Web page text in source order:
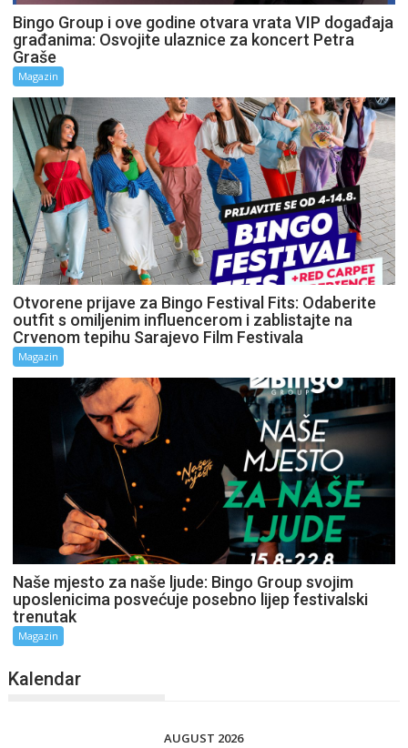
Bingo Group i ove godine otvara vrata VIP događaja
građanima: Osvojite ulaznice za koncert Petra
Graše
Magazin
Otvorene prijave za Bingo Festival Fits: Odaberite
outfit s omiljenim influencerom i zablistajte na
Crvenom tepihu Sarajevo Film Festivala
Magazin
Naše mjesto za naše ljude: Bingo Group svojim
uposlenicima posvećuje posebno lijep festivalski
trenutak
Magazin
Kalendar
AUGUST 2026